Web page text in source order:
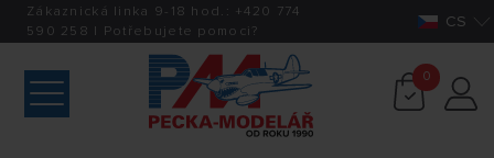
Zákaznická linka 9-18 hod.: +420 774
590 258 | Potřebujete pomoci? CS
0